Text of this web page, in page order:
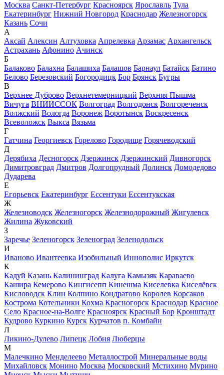
Москва Санкт-Петербург Красноярск Ярославль Тула
Екатеринбург Нижний Новгород Краснодар Железногорск
Казань Сочи
А
Аксай Алексин Алтуховка Апрелевка Арзамас Архангельск
Астрахань Афонино Ачинск
Б
Балаково Балахна Балашиха Балашов Барнаул Батайск Батино
Белово Березовский Богородицк Бор Брянск Бугры
В
Верхнее Дуброво Верхнетемерницкий Верхняя Пышма
Вичуга ВНИИССОК Волгоград Волгодонск Волгореченск
Волжский Вологда Воронеж Воротынск Воскресенск
Всеволожск Выкса Вязьма
Г
Гатчина Георгиевск Горелово Городище Горячеводский
Д
Дерябиха Десногорск Дзержинск Дзержинский Дивногорск
Димитровград Дмитров Долгопрудный Долинск Домодедово
Дударева
Е
Егорьевск Екатеринбург Ессентуки Ессентукская
Ж
Железноводск Железногорск Железнодорожный Жигулевск
Жилина Жуковский
З
Заречье Зеленогорск Зеленоград Зеленодольск
И
Иваново Ивантеевка Изобильный Иннополис Иркутск
К
Кадуй Казань Калининград Калуга Камызяк Караваево
Кашира Кемерово Кингисепп Кинешма Киселевка Киселёвск
Кисловодск Клин Колпино Кондратово Королев Корсаков
Кострома Котельники Кохма Красногорск Краснодар Красное
Село Красное-на-Волге Красноярск Красный Бор Кронштадт
Кудрово Куркино Курск Курчатов п. Комбайн
Л
Ликино-Дулево Липецк Лобня Люберцы
М
Малечкино Менделеево Металлострой Минеральные воды
Михайловск Монино Москва Московский Мстихино Мурино